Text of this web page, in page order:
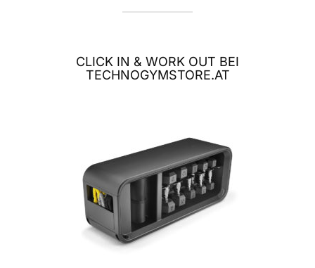
CLICK IN & WORK OUT BEI
TECHNOGYMSTORE.AT